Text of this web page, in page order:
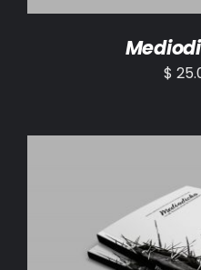
$
AÑADIR AL